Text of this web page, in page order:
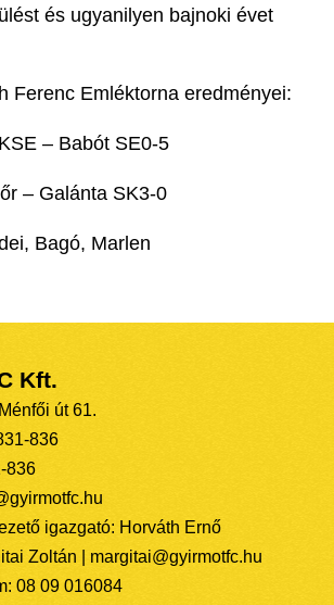
és ugyanilyen bajnoki évet
Ferenc Emléktorna eredményei:
– Babót SE0-5
– Galánta SK3-0
Bagó, Marlen
Kft.
út 61.
836
836
igazgató: Horváth Ernő
Zoltán | margitai@gyirmotfc.hu
08 09 016084